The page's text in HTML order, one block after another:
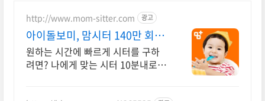
http://www.mom-sitter.com 광고
아이돌보미, 맘시터 140만 회원
들의 선택!
원하는 시간에 빠르게 시터를 구하
려면? 나에게 맞는 시터 10분내로